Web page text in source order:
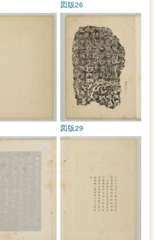
図版26
図版29